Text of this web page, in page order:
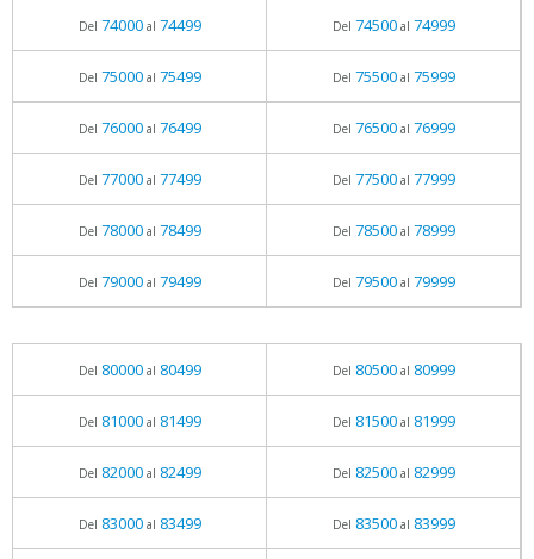
Del 74000al 74499 Del 74500al 74999
Del 75000al 75499 Del 75500al 75999
Del 76000al 76499 Del 76500al 76999
Del 77000al 77499 Del 77500al 77999
Del 78000al 78499 Del 78500al 78999
Del 79000al 79499 Del 79500al 79999
Del 80000al 80499 Del 80500al 80999
Del 81000al 81499 Del 81500al 81999
Del 82000al 82499 Del 82500al 82999
Del 83000al 83499 Del 83500al 83999